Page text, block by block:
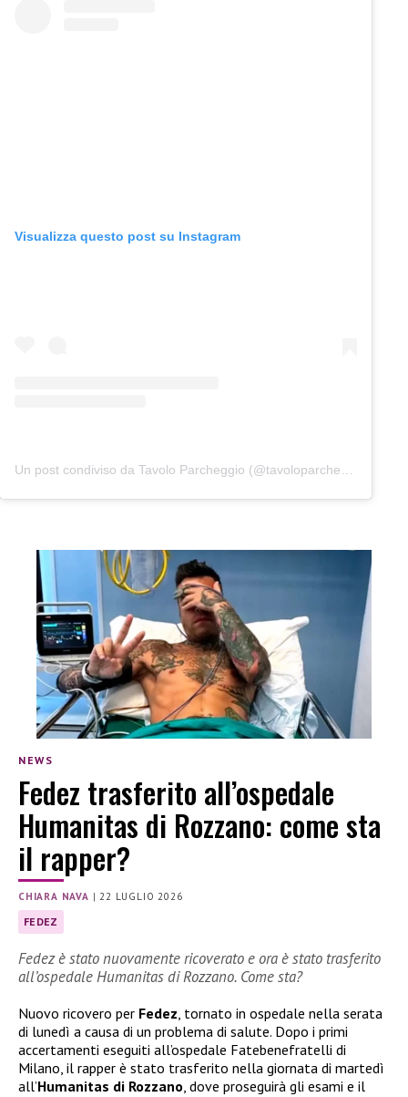
Visualizza questo post su Instagram
Un post condiviso da Tavolo Parcheggio (@tavoloparcheggio.podcast)
NEWS
Fedez trasferito all’ospedale
Humanitas di Rozzano: come sta
il rapper?
CHIARA NAVA | 22 LUGLIO 2026
FEDEZ
Fedez è stato nuovamente ricoverato e ora è stato trasferito
all’ospedale Humanitas di Rozzano. Come sta?
Nuovo ricovero per Fedez , tornato in ospedale nella serata
di lunedì a causa di un problema di salute. Dopo i primi
accertamenti eseguiti all’ospedale Fatebenefratelli di
Milano, il rapper è stato trasferito nella giornata di martedì
all’Humanitas di Rozzano , dove proseguirà gli esami e il